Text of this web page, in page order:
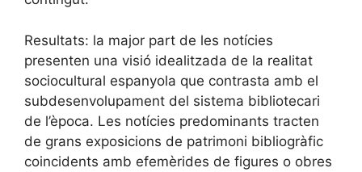
Resultats: la major part de les notícies
presenten una visió idealitzada de la realitat
sociocultural espanyola que contrasta amb el
subdesenvolupament del sistema bibliotecari
de l’època. Les notícies predominants tracten
de grans exposicions de patrimoni bibliogràfic
coincidents amb efemèrides de figures o obres